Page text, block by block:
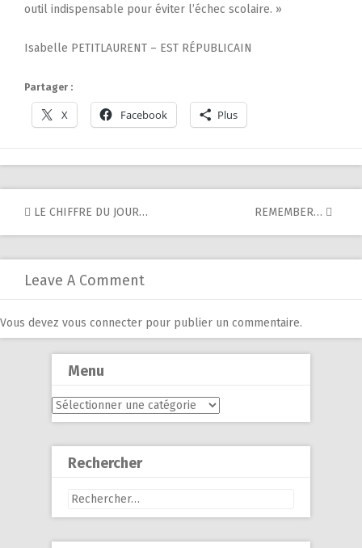
outil indispensable pour éviter l’échec scolaire. »
Isabelle PETITLAURENT – EST RÉPUBLICAIN
Partager :
X Facebook Plus
Post
navigation
LE CHIFFRE DU JOUR… REMEMBER…
Leave A Comment
Vous devez vous connecter pour publier un commentaire.
Menu
Menu
Rechercher
Rechercher :